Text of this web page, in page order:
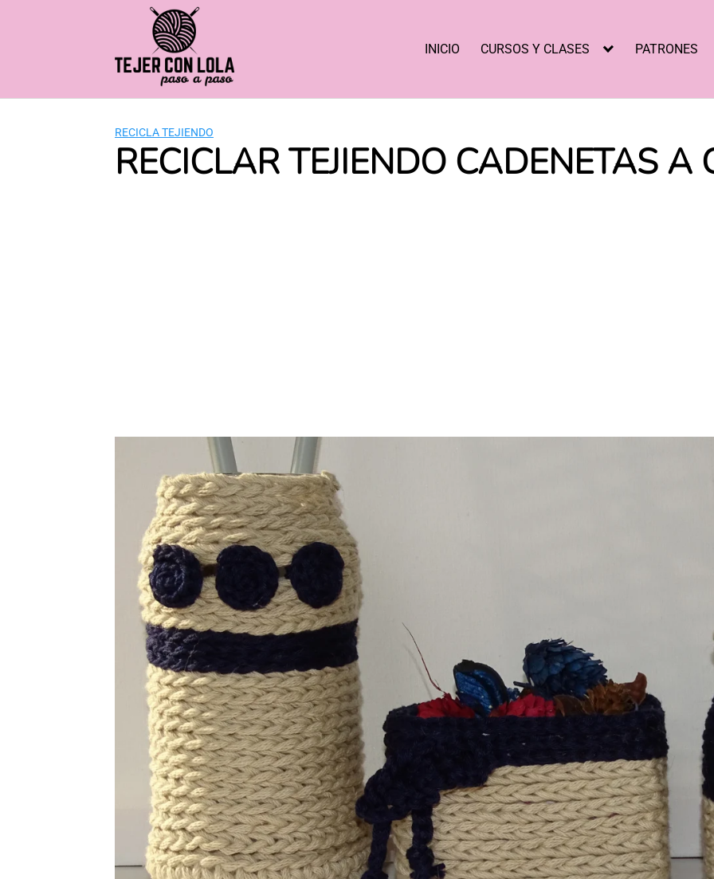
INICIO CURSOS Y CLASES PATRONES
RECICLA TEJIENDO
RECICLAR TEJIENDO CADENETAS A